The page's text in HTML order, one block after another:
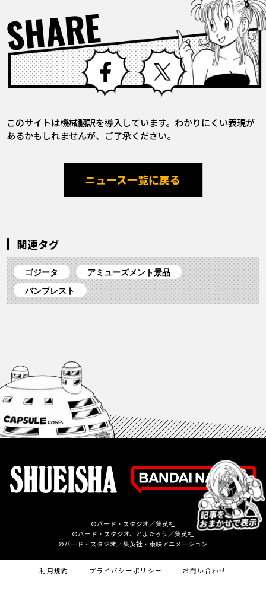
SHARE Facebook X
このサイトは機械翻訳を導入しています。わかりにくい表現が
あるかもしれませんが、ご了承ください。
ニュース一覧に戻る
関連タグ
ゴジータ
アミューズメント景品
バンプレスト
©バード・スタジオ／集英社
©バード・スタジオ、とよたろう／集英社
©バード・スタジオ／集英社・東映アニメーション
利用規約 プライバシーポリシー お問い合わせ